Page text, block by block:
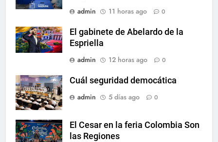
admin
11 horas ago 0
El gabinete de Abelardo de la
Espriella
admin
12 horas ago 0
Cuál seguridad democática
admin
5 días ago 0
El Cesar en la feria Colombia Son
las Regiones